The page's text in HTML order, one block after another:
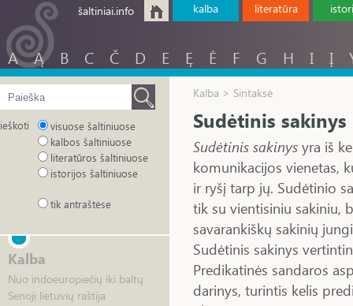
šaltiniai.info kalba literatūra
A Ą B C Č D E Ę Ė F G H I Į
ieškoti
visuose šaltiniuose
kalbos šaltiniuose
literatūros šaltiniuose
istorijos šaltiniuose
tik antraštėse
Kalba
Nuo indoeuropiečių iki baltų
Senoji lietuvių raštija
Kalba > Sintaksė
Sudėtinis sakinys
Sudėtinis sakinys yra iš
komunikacijos vienetas,
ir ryšį tarp jų. Sudėtinio
tik su vientisiniu sakiniu,
savarankiškų sakinių
Sudėtinis sakinys
Predikatinės sandaros
darinys, turintis kelis